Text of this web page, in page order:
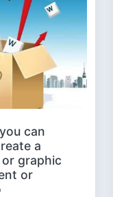
can
a
graphic
or